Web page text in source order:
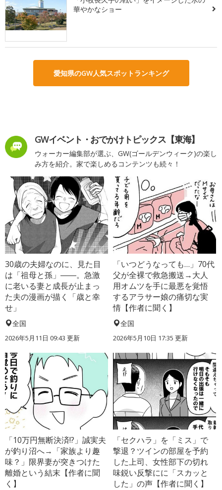
華やかなショー
愛知県のGW人気スポットランキング
GWイベント・おでかけトピックス【東海】
ウォーカー編集部が選ぶ、GW(ゴールデンウィーク)の楽し
み方を紹介。家で楽しめるコンテンツも続々！
30歳の夫婦なのに、見た目
は「祖母と孫」――。急激
に老いる妻と成長が止まっ
た夫の漫画が描く「歳と幸
せ」
全国
2026年5月11日 09:43 更新
「いつどうなっても…」70代
父が全裸で救急搬送→大人
用オムツを手に最悪を覚悟
するアラサー娘の痛切な実
情【作者に聞く】
全国
2026年5月10日 17:35 更新
「10万円無断決済!?」誠実夫
が釣り沼へ→「家族より趣
味？」限界妻が突きつけた
離婚という結末【作者に聞
く】
「セクハラ」を「ミス」で
撃退？ツインの部屋を予約
した上司、女性部下の切れ
味鋭い反撃にに「スカッと
した」の声【作者に聞く】